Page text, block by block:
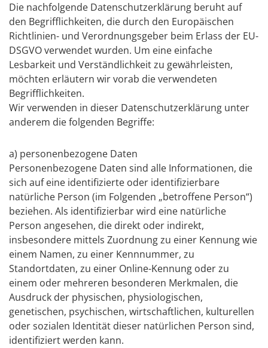
Die nachfolgende Datenschutzerklärung beruht auf
den Begrifflichkeiten, die durch den Europäischen
Richtlinien- und Verordnungsgeber beim Erlass der EU-
DSGVO verwendet wurden. Um eine einfache
Lesbarkeit und Verständlichkeit zu gewährleisten,
möchten erläutern wir vorab die verwendeten
Begrifflichkeiten.
Wir verwenden in dieser Datenschutzerklärung unter
anderem die folgenden Begriffe:
a) personenbezogene Daten
Personenbezogene Daten sind alle Informationen, die
sich auf eine identifizierte oder identifizierbare
natürliche Person (im Folgenden „betroffene Person“)
beziehen. Als identifizierbar wird eine natürliche
Person angesehen, die direkt oder indirekt,
insbesondere mittels Zuordnung zu einer Kennung wie
einem Namen, zu einer Kennnummer, zu
Standortdaten, zu einer Online-Kennung oder zu
einem oder mehreren besonderen Merkmalen, die
Ausdruck der physischen, physiologischen,
genetischen, psychischen, wirtschaftlichen, kulturellen
oder sozialen Identität dieser natürlichen Person sind,
identifiziert werden kann.